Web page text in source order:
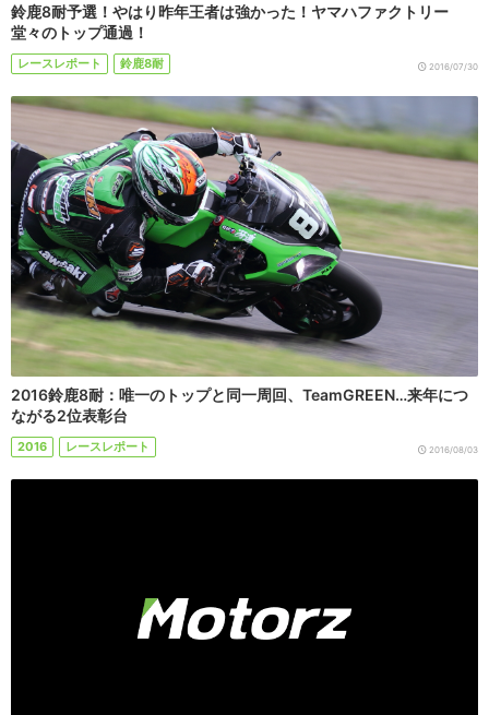
鈴鹿8耐予選！やはり昨年王者は強かった！ヤマハファクトリー
堂々のトップ通過！
レースレポート 鈴鹿8耐 2016/07/30
2016鈴鹿8耐：唯一のトップと同一周回、TeamGREEN…来年につ
ながる2位表彰台
2016 レースレポート 2016/08/03